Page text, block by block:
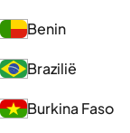
Benin
Brazilië
Burkina Faso